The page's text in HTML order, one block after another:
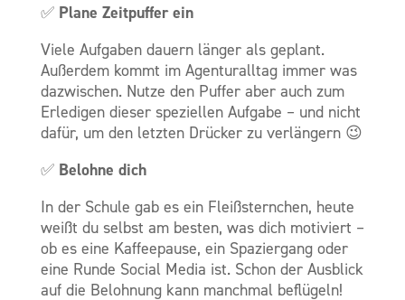
✅ Plane Zeitpuffer ein
Viele Aufgaben dauern länger als geplant.
Außerdem kommt im Agenturalltag immer was
dazwischen. Nutze den Puffer aber auch zum
Erledigen dieser speziellen Aufgabe – und nicht
dafür, um den letzten Drücker zu verlängern 😉
✅ Belohne dich
In der Schule gab es ein Fleißsternchen, heute
weißt du selbst am besten, was dich motiviert –
ob es eine Kaffeepause, ein Spaziergang oder
eine Runde Social Media ist. Schon der Ausblick
auf die Belohnung kann manchmal beflügeln!